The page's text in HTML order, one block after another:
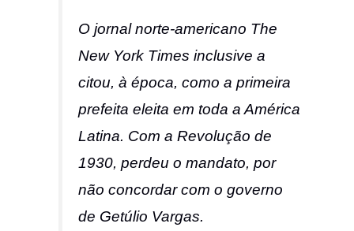
O jornal norte-americano The
New York Times inclusive a
citou, à época, como a primeira
prefeita eleita em toda a América
Latina. Com a Revolução de
1930, perdeu o mandato, por
não concordar com o governo
de Getúlio Vargas.